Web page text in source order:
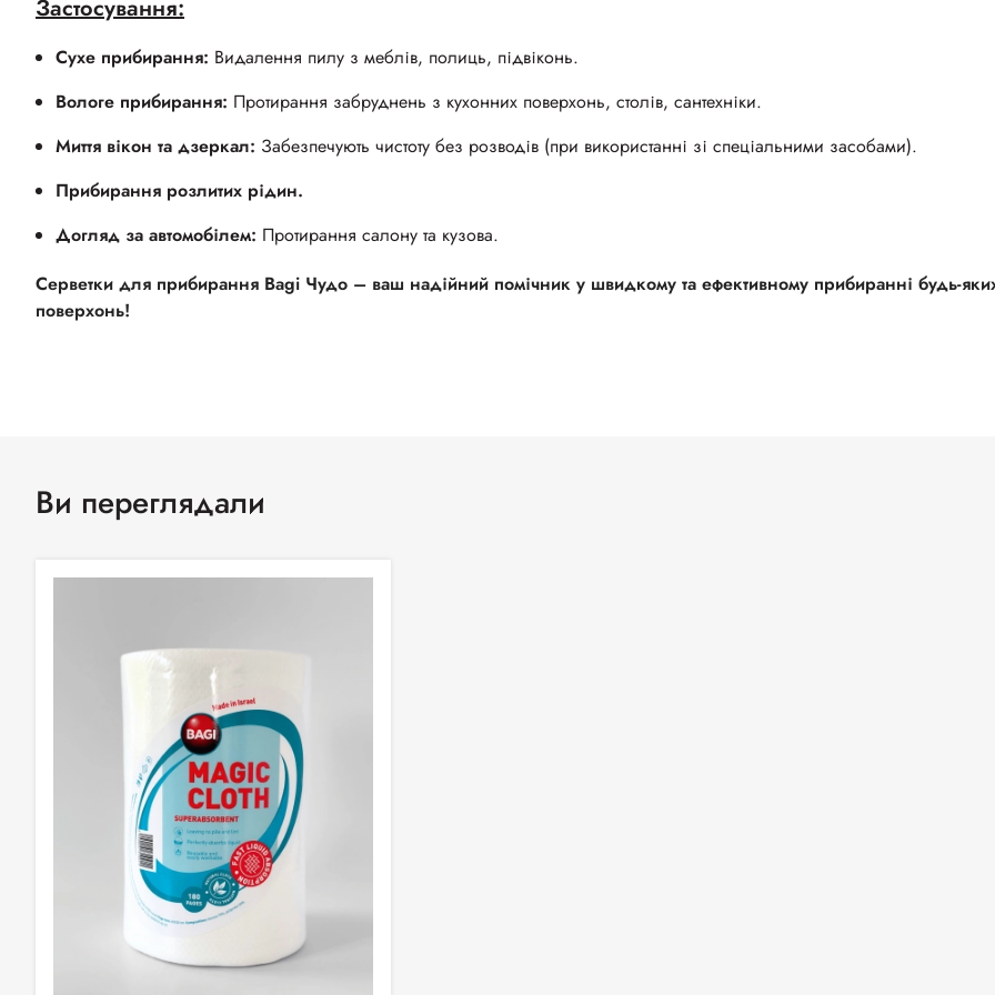
Застосування:
Сухе прибирання: Видалення пилу з меблів, полиць, підвіконь.
Вологе прибирання: Протирання забруднень з кухонних поверхонь, столів, сантехніки.
Миття вікон та дзеркал: Забезпечують чистоту без розводів (при використанні зі спеціальними засобами).
Прибирання розлитих рідин.
Догляд за автомобілем: Протирання салону та кузова.
Серветки для прибирання Bagi Чудо – ваш надійний помічник у швидкому та ефективному прибиранні будь-
поверхонь!
Ви переглядали